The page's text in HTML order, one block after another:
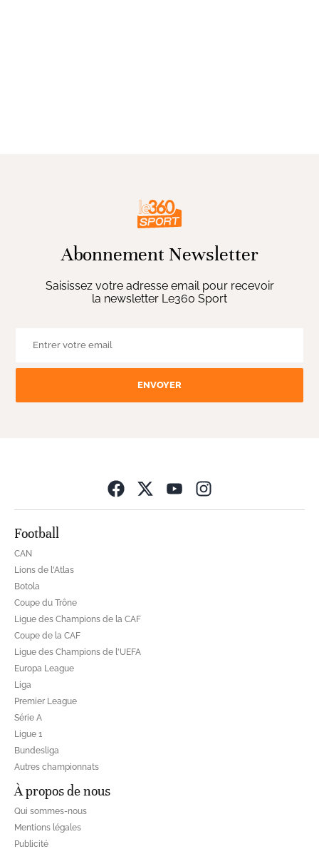
Abonnement Newsletter
Saisissez votre adresse email pour recevoir
la newsletter Le360 Sport
ENVOYER
Football
CAN
Lions de l'Atlas
Botola
Coupe du Trône
Ligue des Champions de la CAF
Coupe de la CAF
Ligue des Champions de l'UEFA
Europa League
Liga
Premier League
Série A
Ligue 1
Bundesliga
Autres championnats
À propos de nous
Qui sommes-nous
Mentions légales
Publicité